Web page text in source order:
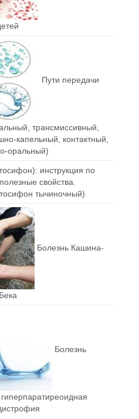
Пути передачи
трансмиссивный,
капельный, контактный,
оральный)
тычиночный)
Болезнь Кашина-
Бека
Болезнь